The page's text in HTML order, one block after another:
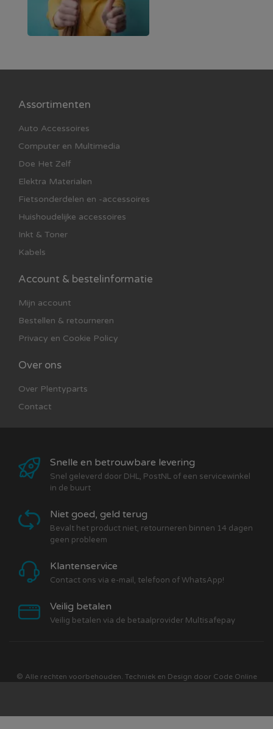
Assortimenten
Auto Accessoires
Computer en Multimedia
Doe Het Zelf
Elektra Materialen
Fietsonderdelen en -accessoires
Huishoudelijke accessoires
Inkt & Toner
Kabels
Account & bestelinformatie
Mijn account
Bestellen & retourneren
Privacy en Cookie Policy
Over ons
Over Plentyparts
Contact
Snelle en betrouwbare levering
Snel geleverd door DHL, PostNL of een servicewinkel
in de buurt
Niet goed, geld terug
Bevalt het product niet, retourneren binnen 14 dagen
geen probleem
Klantenservice
Contact ons via e-mail, telefoon of WhatsApp!
Veilig betalen
Veilig betalen via de betaalprovider Multisafepay
© Alle rechten voorbehouden. Techniek en Design door Code Online